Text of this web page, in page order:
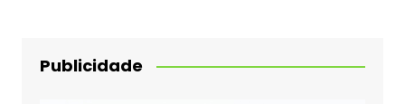
Publicidade